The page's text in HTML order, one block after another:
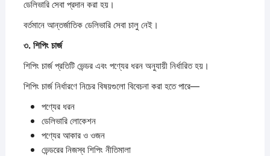
ডেলিভারি সেবা প্রদান করা হয়।
বর্তমানে আন্তর্জাতিক ডেলিভারি সেবা চালু নেই।
৩.শিপিংচার্জ
শিপিং চার্জ প্রতিটি ভেন্ডর এবং পণ্যের ধরন অনুযায়ী নির্ধারিত হয়।
শিপিং চার্জ নির্ধারণে নিচের বিষয়গুলো বিবেচনা করা হতে পারে—
পণ্যের ধরন
ডেলিভারি লোকেশন
পণ্যের আকার ও ওজন
ভেন্ডরের নিজস্ব শিপিং নীতিমালা